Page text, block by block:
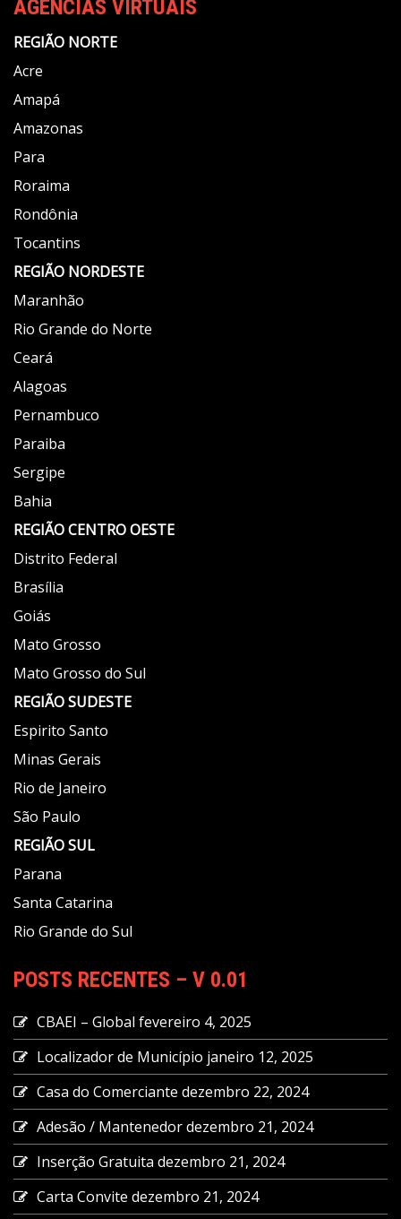
AGENCIAS VIRTUAIS
REGIÃO NORTE
Acre
Amapá
Amazonas
Para
Roraima
Rondônia
Tocantins
REGIÃO NORDESTE
Maranhão
Rio Grande do Norte
Ceará
Alagoas
Pernambuco
Paraiba
Sergipe
Bahia
REGIÃOCENTRO OESTE
Distrito Federal
Brasília
Goiás
Mato Grosso
Mato Grosso do Sul
REGIÃOSUDESTE
Espirito Santo
Minas Gerais
Rio de Janeiro
São Paulo
REGIÃOSUL
Parana
Santa Catarina
Rio Grande do Sul
POSTS RECENTES – V 0.01
CBAEI – Global fevereiro 4, 2025
Localizador de Município janeiro 12, 2025
Casa do Comerciante dezembro 22, 2024
Adesão / Mantenedordezembro 21, 2024
Inserção Gratuita dezembro 21, 2024
Carta Convite dezembro 21, 2024